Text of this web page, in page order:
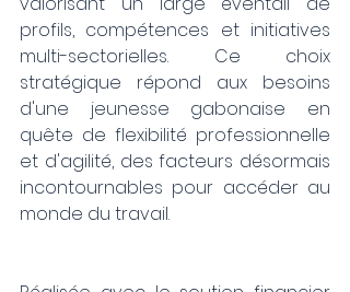
profils, compétences et initiatives
multi-sectorielles. Ce choix
stratégique répond aux besoins
d'une jeunesse gabonaise en
quête de flexibilité professionnelle
et d'agilité, des facteurs désormais
incontournables pour accéder au
monde du travail.